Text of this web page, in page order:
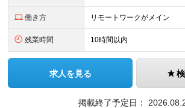
働き方 リモートワークがメイン
残業時間 10時間以内
求人を見る
掲載終了予定日：